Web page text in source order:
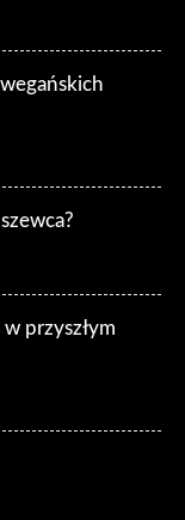
przyszłym